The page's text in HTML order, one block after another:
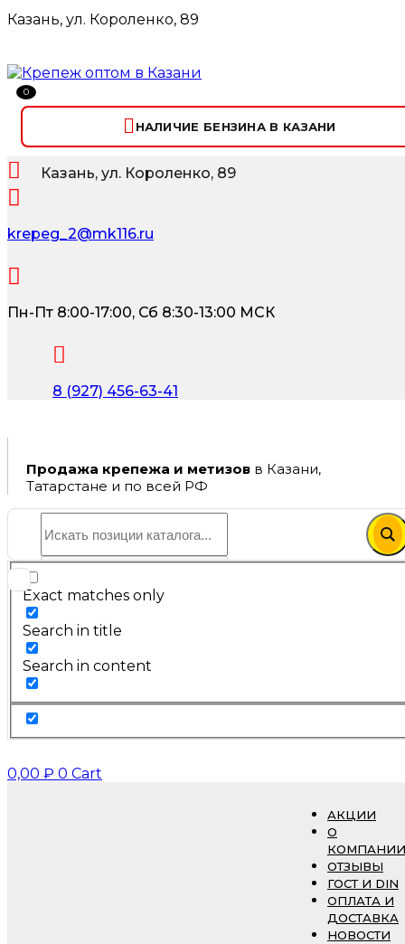
Казань, ул. Короленко, 89
0
НАЛИЧИЕ БЕНЗИНА В КАЗАНИ
Казань, ул. Короленко, 89
krepeg_2@mk116.ru
Пн-Пт 8:00-17:00, Сб 8:30-13:00 МСК
8 (927) 456-63-41
Продажа крепежа и метизов в Казани,
Татарстане и по всей РФ
Exact matches only
Search in title
Search in content
0,00 ₽ 0 Cart
АКЦИИ
О
КОМПАНИИ
ОТЗЫВЫ
ГОСТ И DIN
ОПЛАТА И
ДОСТАВКА
НОВОСТИ